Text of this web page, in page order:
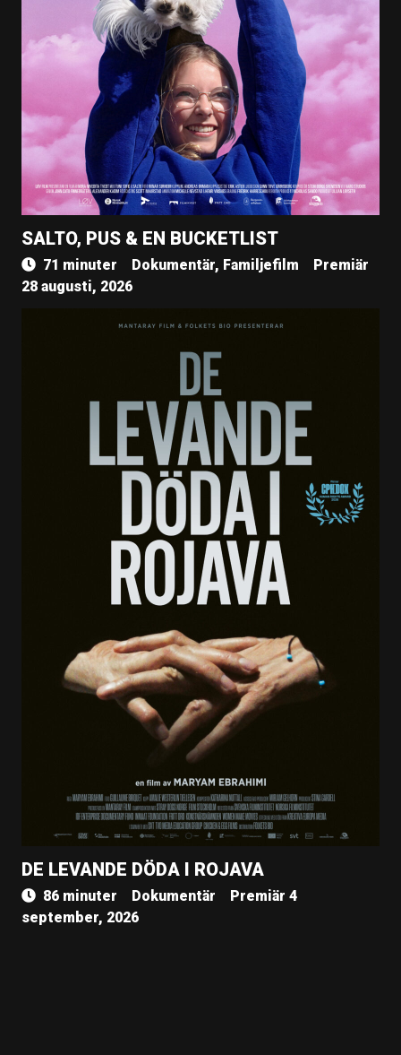
SALTO, PUS & EN BUCKETLIST
71 minuter Dokumentär, Familjefilm
Premiär
28 augusti, 2026
DE LEVANDE DÖDA I ROJAVA
86 minuter Dokumentär
Premiär 4
september, 2026